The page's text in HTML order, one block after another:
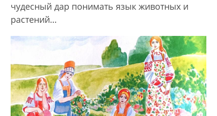
чудесный дар понимать язык животных и
растений…